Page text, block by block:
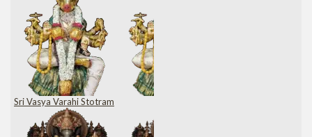
Sri Vasya Varahi Stotram